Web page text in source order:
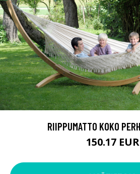
RIIPPUMATTO KOKO
150.17 EUR